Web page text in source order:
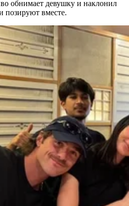
обнимает девушку и наклонил
позируют вместе.